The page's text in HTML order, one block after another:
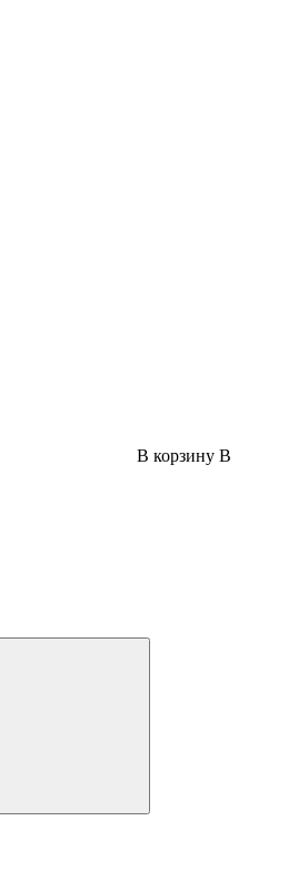
В корзину В